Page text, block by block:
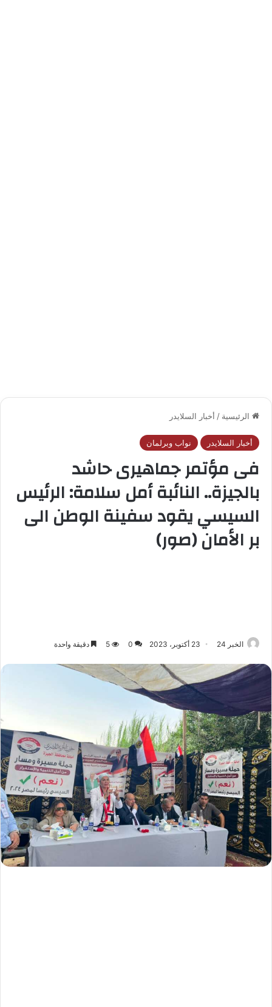
الرئيسية / أخبار السلايدر
أخبار السلايدر نواب وبرلمان
فى مؤتمر جماهيرى حاشد
بالجيزة.. النائبة أمل سلامة: الرئيس
السيسي يقود سفينة الوطن الى
بر الأمان (صور)
الخبر 24 23 أكتوبر، 2023 0
5 دقيقة واحدة